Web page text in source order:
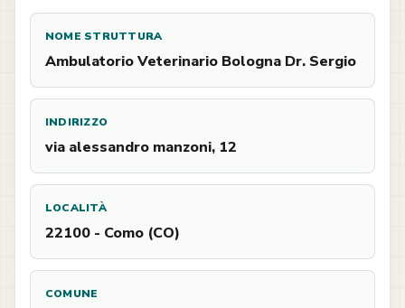
NOME STRUTTURA
Ambulatorio Veterinario Bologna Dr. Sergio
INDIRIZZO
via alessandro manzoni, 12
LOCALITÀ
22100 - Como (CO)
COMUNE